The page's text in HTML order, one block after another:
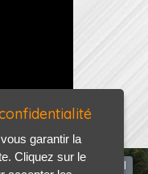
garantir la
Cliquez sur le